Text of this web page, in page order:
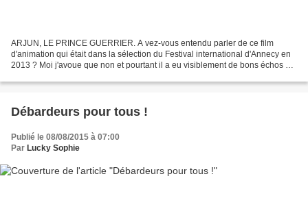
ARJUN, LE PRINCE GUERRIER. A vez-vous entendu parler de ce film
d'animation qui était dans la sélection du Festival international d'Annecy en
2013 ? Moi j'avoue que non et pourtant il a eu visiblement de bons échos au
Débardeurs pour tous !
Publié le 08/08/2015 à 07:00
Par Lucky Sophie